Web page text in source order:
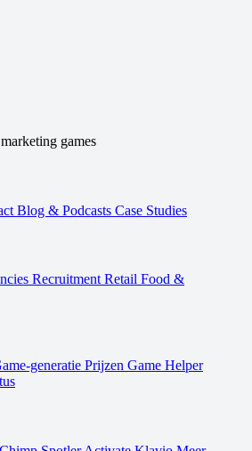
games
Blog & Podcasts Case Studies
Recruitment Retail Food &
generatie Prijzen Game Helper